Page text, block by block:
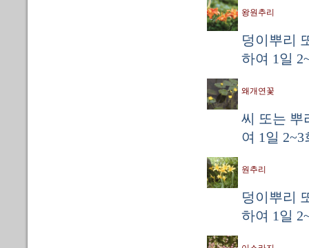
왕원추리
덩이뿌리
하여 1일
왜개연꽃
씨 또는 뿌
여 1일
원추리
덩이뿌리
하여 1일